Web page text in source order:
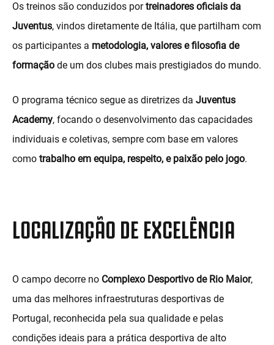
Os treinos são conduzidos portreinadores oficiais da
Juventus, vindos diretamente de Itália, que partilham com
os participantes a metodologia, valores e filosofia de
formação de um dos clubes mais prestigiados do mundo.
O programa técnico segue as diretrizes da Juventus
Academy, focando o desenvolvimento das capacidades
individuais e coletivas, sempre com base em valores
como trabalho em equipa, respeito, e paixão pelo jogo.
LOCALIZAÇÃO DE EXCELÊNCIA
O campo decorre no Complexo Desportivo de Rio Maior,
uma das melhores infraestruturas desportivas de
Portugal, reconhecida pela sua qualidade e pelas
condições ideais para a prática desportiva de alto